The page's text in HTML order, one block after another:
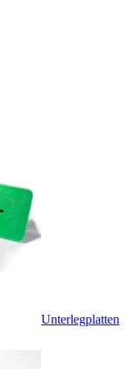
Unterlegplatten